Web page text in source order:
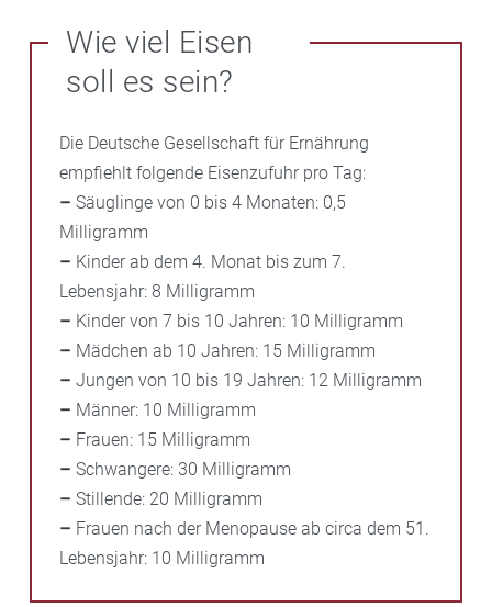
Wie viel Eisen
soll es sein?
Die Deutsche Gesellschaft für Ernährung
empfiehlt folgende Eisenzufuhr pro Tag:
– Säuglinge von 0 bis 4 Monaten: 0,5
Milligramm
– Kinder ab dem 4. Monat bis zum 7.
Lebensjahr: 8 Milligramm
– Kinder von 7 bis 10 Jahren: 10 Milligramm
– Mädchen ab 10 Jahren: 15 Milligramm
– Jungen von 10 bis 19 Jahren: 12 Milligramm
– Männer: 10 Milligramm
– Frauen: 15 Milligramm
– Schwangere: 30 Milligramm
– Stillende: 20 Milligramm
– Frauen nach der Menopause ab circa dem 51.
Lebensjahr: 10 Milligramm